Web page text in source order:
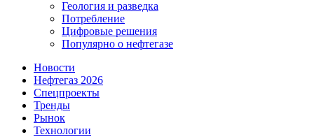
Геология и разведка
Потребление
Цифровые решения
Популярно о нефтегазе
Новости
Нефтегаз 2026
Спецпроекты
Тренды
Рынок
Технологии